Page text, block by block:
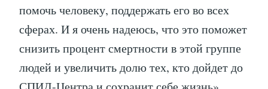
помочь человеку, поддержать его во всех
сферах. И я очень надеюсь, что это поможет
снизить процент смертности в этой группе
людей и увеличить долю тех, кто дойдет до